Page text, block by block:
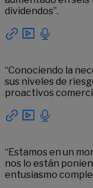
dividendos”.
“Conociendo la
sus niveles de
proactivos
“Estamos en un
nos lo están
entusiasmo